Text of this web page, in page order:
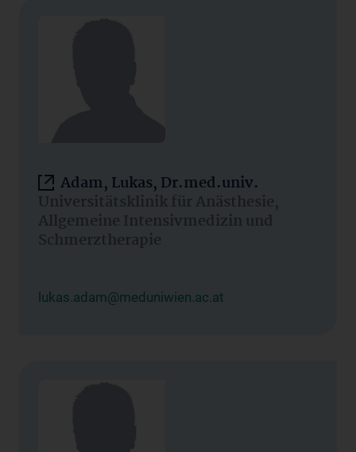
Adam, Lukas, Dr.med.univ.
Universitätsklinik für Anästhesie,
Allgemeine Intensivmedizin und
Schmerztherapie
lukas.adam@meduniwien.ac.at